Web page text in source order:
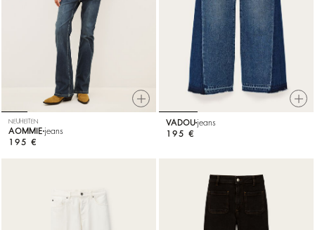
NEUHEITEN
AOMMIE jeans
195 €
VADOU jeans
195 €